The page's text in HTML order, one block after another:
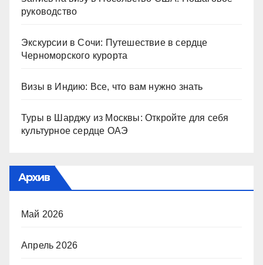
руководство
Экскурсии в Сочи: Путешествие в сердце
Черноморского курорта
Визы в Индию: Все, что вам нужно знать
Туры в Шарджу из Москвы: Откройте для себя
культурное сердце ОАЭ
Архив
Май 2026
Апрель 2026